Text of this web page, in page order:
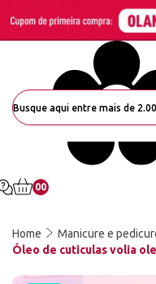
00
Home Manicure e
Óleo de cuticulas volia